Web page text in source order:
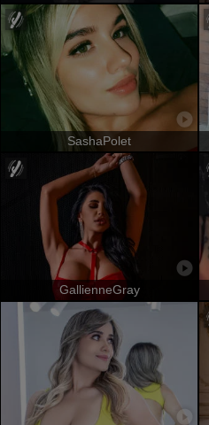
SashaPolet
GallienneGray